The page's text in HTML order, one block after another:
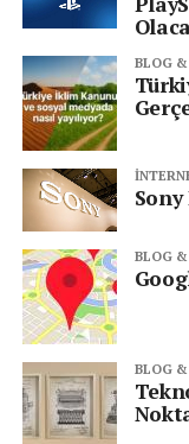
sürücülerin trafikte
sağlarken,
özelliğin, doğru ve
durumunda trafik
bekleniyor. Ancak
Google’ın bu
konusunda
Bilgizone olarak,
gelişmeleri sizlerle
Ali Değişmiş
BLOG
BLOG
BLOG